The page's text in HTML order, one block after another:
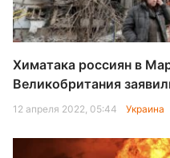
Химатака россиян в
Великобритания
12 апреля 2022, 05:44 Украина